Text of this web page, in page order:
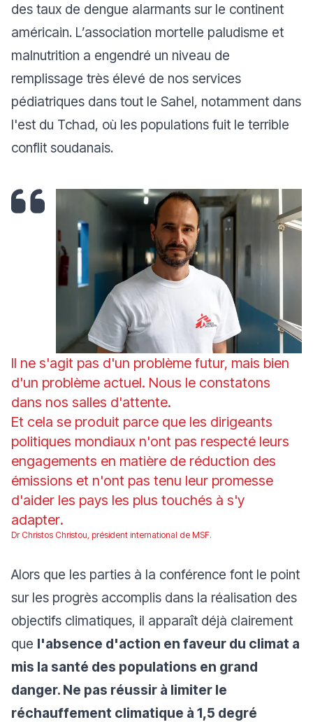
des taux de dengue alarmants sur le continent
américain. L’association mortelle paludisme et
malnutrition a engendré un niveau de
remplissage très élevé de nos services
pédiatriques dans tout le Sahel, notamment dans
l'est du Tchad, où les populations fuit le terrible
conflit soudanais.
Il ne s'agit pas d'un problème futur, mais bien
d'un problème actuel. Nous le constatons
dans nos salles d'attente.
Et cela se produit parce que les dirigeants
politiques mondiaux n'ont pas respecté leurs
engagements en matière de réduction des
émissions et n'ont pas tenu leur promesse
d'aider les pays les plus touchés à s'y
adapter.
Dr Christos Christou, président international de MSF.
Alors que les parties à la conférence font le point
sur les progrès accomplis dans la réalisation des
objectifs climatiques, il apparaît déjà clairement
que l'absence d'action en faveur du climat a
mis la santé des populations en grand
danger. Ne pas réussir à limiter le
réchauffement climatique à 1,5 degré